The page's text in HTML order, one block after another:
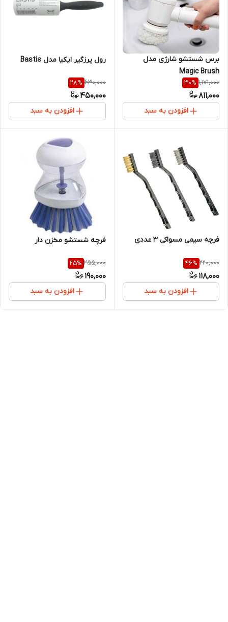
برس شستشو شارژی مدل
Magic Brush
1,171,000
30%
811,000
افزودن به سبد
رول پرزگیر ایکیا مدل Bastis
630,000
28%
450,000
افزودن به سبد
فرچه سیمی مسواکی ۳ عددی
220,000
46%
118,000
افزودن به سبد
فرچه شستشو مخزن دار
255,000
25%
190,000
افزودن به سبد